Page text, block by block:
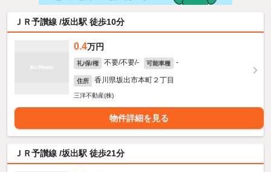
ＪＲ予讃線 /坂出駅 徒歩10分
0.4万円
礼/保/権 不要/不要/- 可能車種 -
住所 香川県坂出市本町２丁目
三洋不動産(株)
物件詳細を見る
ＪＲ予讃線 /坂出駅 徒歩21分